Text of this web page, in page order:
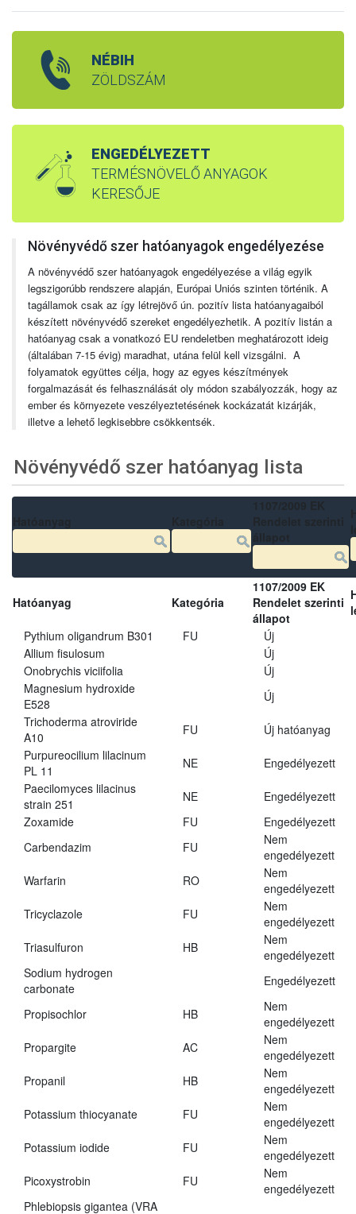
NÉBIH
ZÖLDSZÁM
ENGEDÉLYEZETT
TERMÉSNÖVELŐ ANYAGOK
KERESŐJE
Növényvédő szer hatóanyagok engedélyezése
A növényvédő szer hatóanyagok engedélyezése a világ egyik
legszigorúbb rendszere alapján, Európai Uniós szinten történik. A
tagállamok csak az így létrejövő ún. pozitív lista hatóanyagaiból
készített növényvédő szereket engedélyezhetik. A pozitív listán a
hatóanyag csak a vonatkozó EU rendeletben meghatározott ideig
(általában 7-15 évig) maradhat, utána felül kell vizsgálni. A
folyamatok együttes célja, hogy az egyes készítmények
forgalmazását és felhasználását oly módon szabályozzák, hogy az
ember és környezete veszélyeztetésének kockázatát kizárják,
illetve a lehető legkisebbre csökkentsék.
Növényvédő szer hatóanyag lista
Hatóanyag Kategória
1107/2009 EK
Rendelet szerinti
állapot
Pythium oligandrum B301
FU
Új
Allium fisulosum
Új
Onobrychis viciifolia
Új
Magnesium hydroxide
E528
Új
Trichoderma atroviride
A10
FU
Új hatóanyag
Purpureocilium lilacinum
PL 11
NE
Engedélyezett
Paecilomyces lilacinus
strain 251
NE
Engedélyezett
Zoxamide
FU
Engedélyezett
Carbendazim
FU
Nem
engedélyezett
Warfarin
RO
Nem
engedélyezett
Tricyclazole
FU
Nem
engedélyezett
Triasulfuron
HB
Nem
engedélyezett
Sodium hydrogen
carbonate
Engedélyezett
Propisochlor HB
Nem
engedélyezett
Propargite
AC
Nem
engedélyezett
Propanil
HB
Nem
engedélyezett
Potassium thiocyanate
FU
Nem
engedélyezett
Potassium iodide
FU
Nem
engedélyezett
Picoxystrobin
FU
Nem
engedélyezett
Phlebiopsis gigantea (VRA